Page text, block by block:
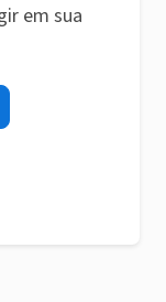
em sua